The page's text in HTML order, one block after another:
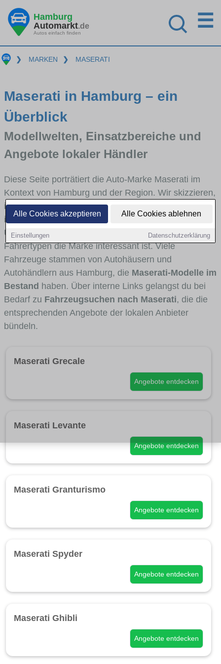
Alle Cookies akzeptieren Alle Cookies ablehnen
Einstellungen Datenschutzerklärung
Hamburg
Automarkt.de
Autos einfach finden
☰
❯ MARKEN ❯ MASERATI
Maserati in Hamburg – ein
Überblick
Modellwelten, Einsatzbereiche und
Angebote lokaler Händler
Diese Seite porträtiert die Auto-Marke Maserati im
Kontext von Hamburg und der Region. Wir skizzieren,
in welchen Fahrzeugklassen Maserati stark vertreten
ist, welche Modellreihen häufig im Stadt- und
Umlandverkehr zu sehen sind und für welche
Fahrertypen die Marke interessant ist. Viele
Fahrzeuge stammen von Autohäusern und
Autohändlern aus Hamburg, die Maserati-Modelle im
Bestand haben. Über interne Links gelangst du bei
Bedarf zu Fahrzeugsuchen nach Maserati, die die
entsprechenden Angebote der lokalen Anbieter
bündeln.
Maserati Grecale
Angebote entdecken
Maserati Levante
Angebote entdecken
Maserati Granturismo
Angebote entdecken
Maserati Spyder
Angebote entdecken
Maserati Ghibli
Angebote entdecken